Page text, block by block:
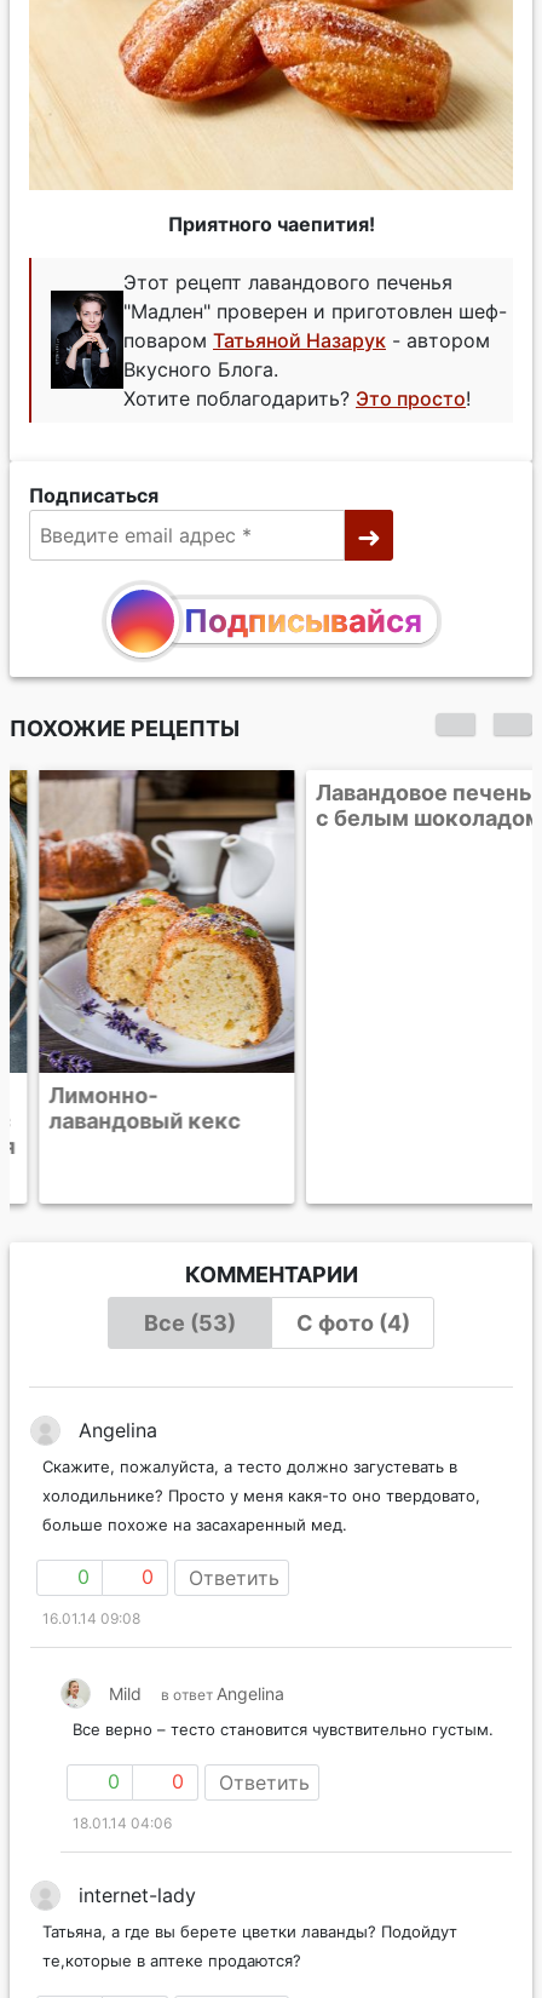
Приятного чаепития!
Этот рецепт лавандового печенья
"Мадлен" проверен и приготовлен шеф-
поваром Татьяной Назарук - автором
Вкусного Блога.
Хотите поблагодарить? Это просто!
Подписаться
Подписывайся
ПОХОЖИЕ РЕЦЕПТЫ
Лимонно-
лавандовый кекс
КОММЕНТАРИИ
Все (53)
С фото (4)
Angelina
Скажите, пожалуйста, а тесто должно загустевать в
холодильнике? Просто у меня какя-то оно твердовато,
больше похоже на засахаренный мед.
0 0 Ответить
16.01.14 09:08
Mild в ответ Angelina
Все верно – тесто становится чувствительно густым.
0 0 Ответить
18.01.14 04:06
internet-lady
Татьяна, а где вы берете цветки лаванды? Подойдут
те,которые в аптеке продаются?